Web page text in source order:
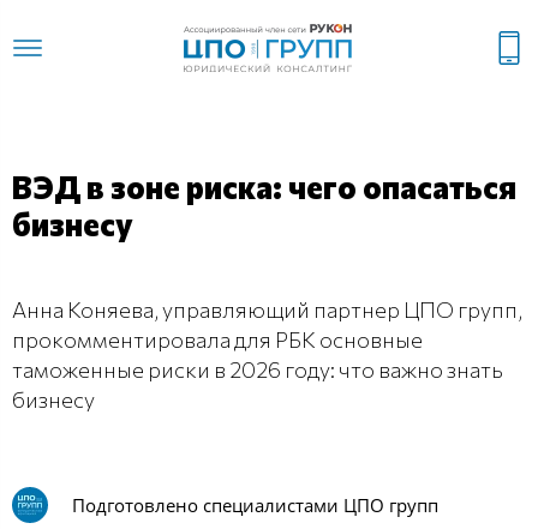
ВЭД в зоне риска: чего опасаться
бизнесу
Анна Коняева, управляющий партнер ЦПО групп,
прокомментировала для РБК основные
таможенные риски в 2026 году: что важно знать
бизнесу
Подготовлено специалистами ЦПО групп